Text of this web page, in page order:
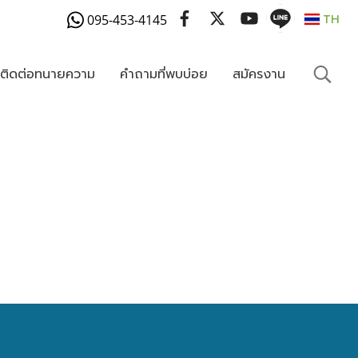
095-453-4145 TH
ดต่อทนายความ คำถามที่พบบ่อย สมัครงาน